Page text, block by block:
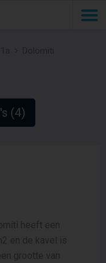
(4)
heeft een
en de kavel is
grootte van